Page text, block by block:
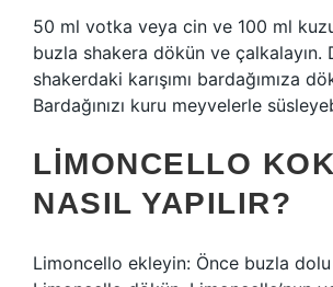
50 ml votka veya cin ve 100 ml
buzla shakera dökün ve çalkalayın.
shakerdaki karışımı bardağımıza
Bardağınızı kuru meyvelerle
LIMONCELLO
NASIL YAPILIR?
Limoncello ekleyin: Önce buzla